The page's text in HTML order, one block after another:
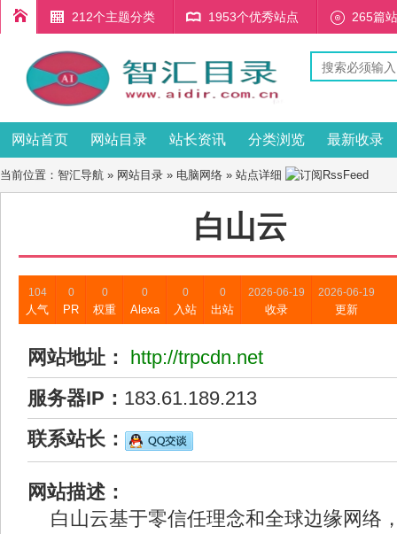
212个主题分类 1953个优秀站点 265篇
网站首页 网站目录 站长资讯 分类浏览 最新收录
当前位置： 智汇导航 » 网站目录 » 电脑网络 » 站点详细
白山云
104
人气
0
PR
0
权重
0
Alexa
0
入站
0
出站
2026-06-19
收录
2026-06-19
更新
网站地址：
http://trpcdn.net
服务器IP： 183.61.189.213
联系站长：
网站描述：
白山云基于零信任理念和全球边缘网络